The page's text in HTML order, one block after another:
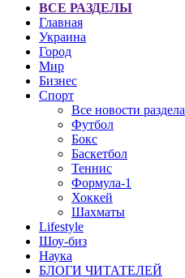
ВСЕ РАЗДЕЛЫ
Главная
Украина
Город
Мир
Бизнес
Спорт
Все новости раздела
Футбол
Бокс
Баскетбол
Теннис
Формула-1
Хоккей
Шахматы
Lifestyle
Шоу-биз
Наука
БЛОГИ ЧИТАТЕЛЕЙ